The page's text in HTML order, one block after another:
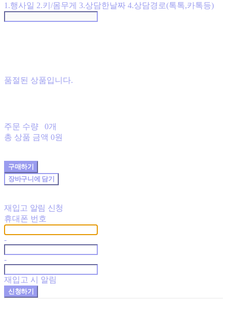
1.행사일 2.키/몸무게 3.상담한날짜 4.상담경로(톡톡,카톡등)
품절된 상품입니다.
주문 수량
0개
총 상품 금액 0원
구매하기
장바구니에 담기
재입고 알림 신청
휴대폰 번호
-
-
재입고 시 알림
신청하기